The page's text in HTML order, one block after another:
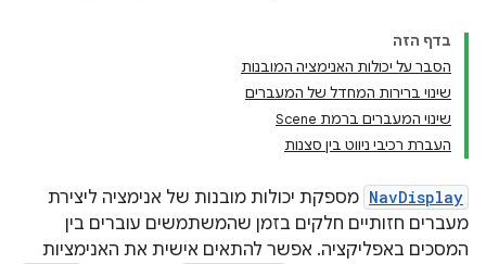
בדף הזה
הסבר על יכולות האנימציה המובנות
שינוי ברירות המחדל של המעברים
שינוי המעברים ברמת Scene
העברת רכיבי ניווט בין סצנות
NavDisplay מספקת יכולות מובנות של אנימציה ליצירת
מעברים חזותיים חלקים בזמן שהמשתמשים עוברים בין
המסכים באפליקציה. אפשר להתאים אישית את האנימציות